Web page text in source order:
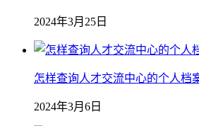
2024年3月25日
怎样查询人才交流中心的个人档
2024年3月6日